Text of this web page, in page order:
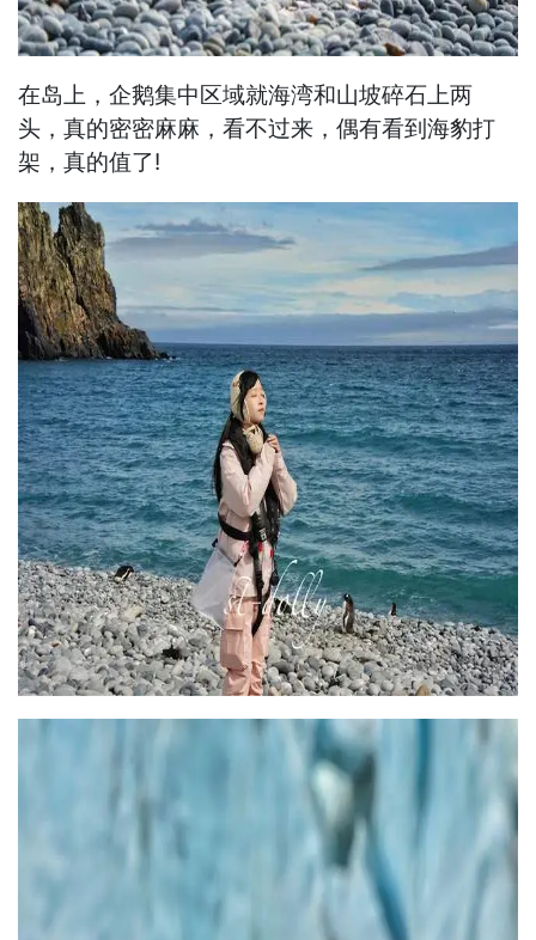
在岛上，企鹅集中区域就海湾和山坡碎石上两
头，真的密密麻麻，看不过来，偶有看到海豹打
架，真的值了!